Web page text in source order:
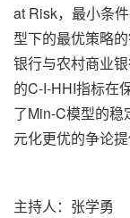
at Risk，最小条
型下的最优策略
银行与农村商业
的C-I-HHI指标在
了Min-C模型的稳
元化更优的争论
主持人：张学勇